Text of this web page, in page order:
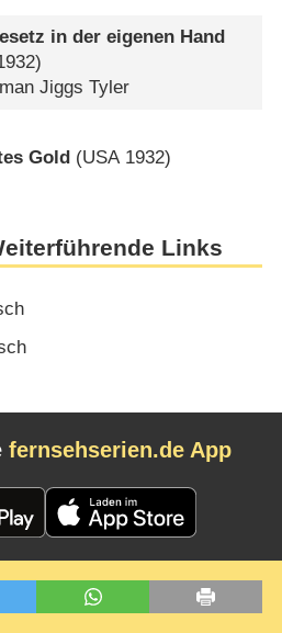
in der eigenen Hand
Jiggs Tyler
Gold (USA 1932)
Links
fernsehserien.de App